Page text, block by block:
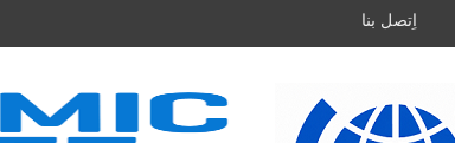
اِتصل بنا